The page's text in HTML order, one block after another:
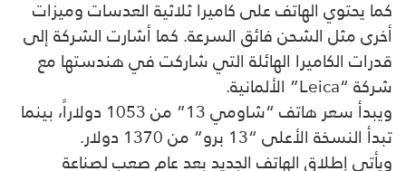
كما يحتوي الهاتف على كاميرا ثلاثية العدسات وميزات
أخرى مثل الشحن فائق السرعة. كما أشارت الشركة إلى
قدرات الكاميرا الهائلة التي شاركت في هندستها مع
شركة “Leica” الألمانية.
ويبدأ سعر هاتف “شاومي 13” من 1053 دولاراً، بينما
تبدأ النسخة الأعلى “13 برو” من 1370 دولار.
ويأتي إطلاق الهاتف الجديد بعد عام صعب لصناعة